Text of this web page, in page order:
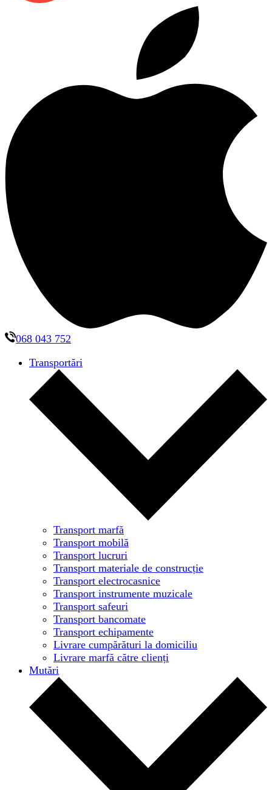
068 043 752
Transportări
Transport marfă
Transport mobilă
Transport lucruri
Transport materiale de construcție
Transport electrocasnice
Transport instrumente muzicale
Transport safeuri
Transport bancomate
Transport echipamente
Livrare cumpărături la domiciliu
Livrare marfă către clienți
Mutări